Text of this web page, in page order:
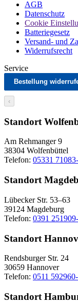
AGB
Datenschutz
Cookie
Batteriegesetz
Versand- und
Widerrufsrecht
Service
Bestellung
‹
Standort
Am Rehmanger 9
38304 Wolfenbüttel
Telefon: 05331
Standort
Lübecker Str. 53–63
39124 Magdeburg
Telefon: 0391
Standort
Rendsburger Str. 24
30659 Hannover
Telefon: 0511
Standort